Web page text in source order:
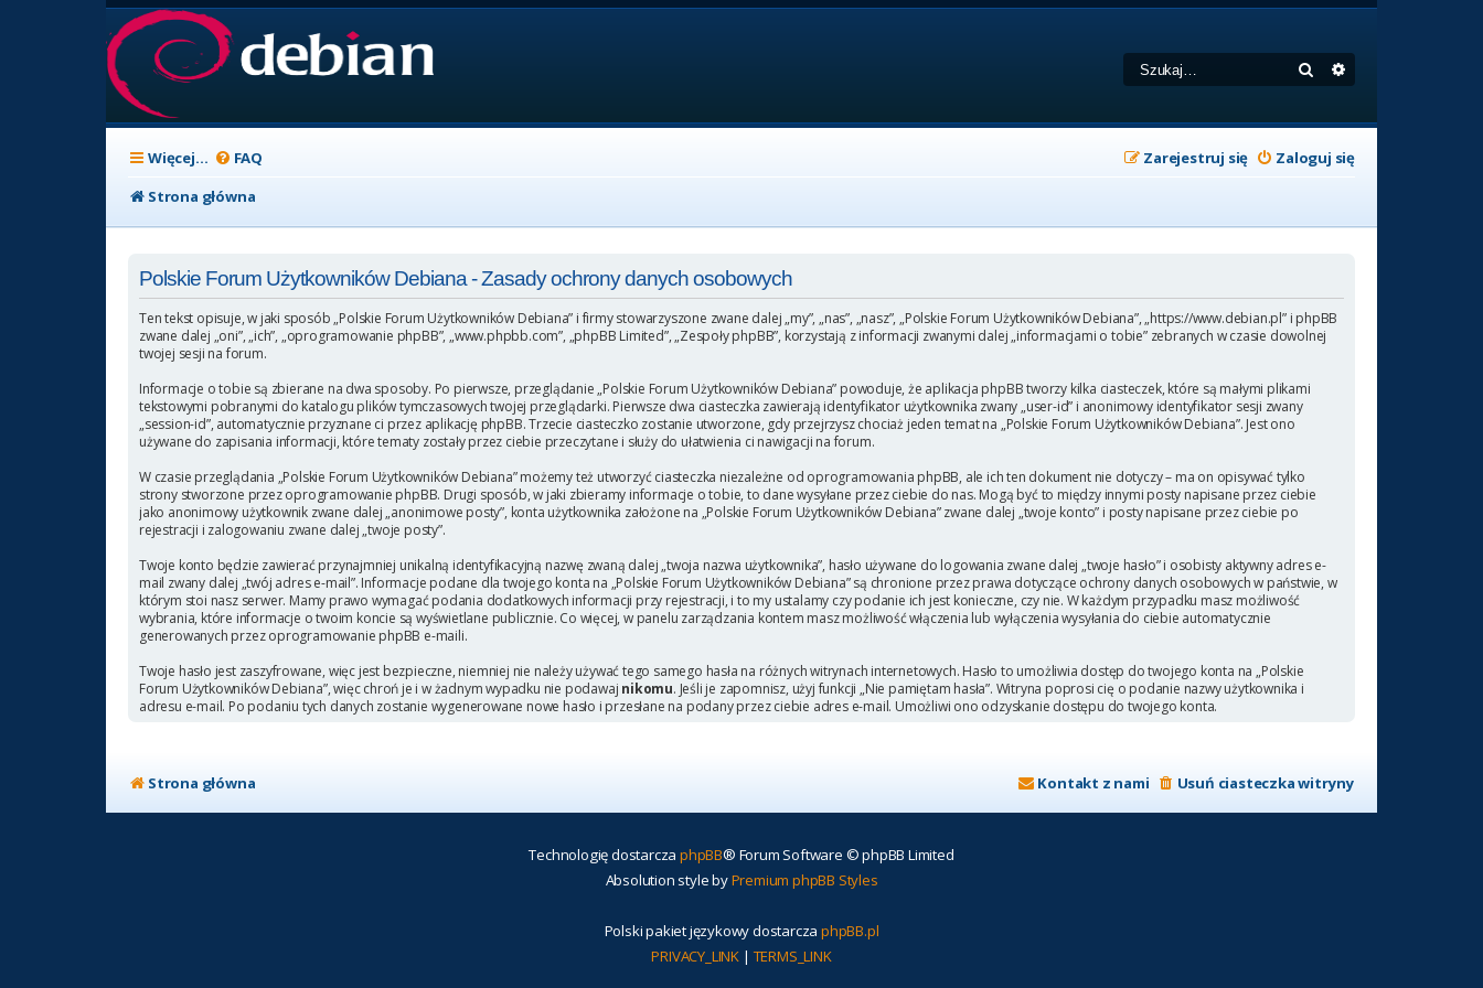
Szukaj
Więcej… FAQ Zaloguj się
Zarejestruj się
Strona główna
Polskie Forum Użytkowników Debiana - Zasady ochrony danych osobowych
Ten tekst opisuje, w jaki sposób „Polskie Forum Użytkowników Debiana” i firmy stowarzyszone zwane dalej „my”, „nas”, „nasz”, „Polskie Forum Użytkowników Debiana”, „https://www.debian.pl” i phpBB
zwane dalej „oni”, „ich”, „oprogramowanie phpBB”, „www.phpbb.com”, „phpBB Limited”, „Zespoły phpBB”, korzystają z informacji zwanymi dalej „informacjami o tobie” zebranych w czasie dowolnej
twojej sesji na forum.
Informacje o tobie są zbierane na dwa sposoby. Po pierwsze, przeglądanie „Polskie Forum Użytkowników Debiana” powoduje, że aplikacja phpBB tworzy kilka ciasteczek, które są małymi plikami
tekstowymi pobranymi do katalogu plików tymczasowych twojej przeglądarki. Pierwsze dwa ciasteczka zawierają identyfikator użytkownika zwany „user-id” i anonimowy identyfikator sesji zwany
„session-id”, automatycznie przyznane ci przez aplikację phpBB. Trzecie ciasteczko zostanie utworzone, gdy przejrzysz chociaż jeden temat na „Polskie Forum Użytkowników Debiana”. Jest ono
używane do zapisania informacji, które tematy zostały przez ciebie przeczytane i służy do ułatwienia ci nawigacji na forum.
W czasie przeglądania „Polskie Forum Użytkowników Debiana” możemy też utworzyć ciasteczka niezależne od oprogramowania phpBB, ale ich ten dokument nie dotyczy – ma on opisywać tylko
strony stworzone przez oprogramowanie phpBB. Drugi sposób, w jaki zbieramy informacje o tobie, to dane wysyłane przez ciebie do nas. Mogą być to między innymi posty napisane przez ciebie
jako anonimowy użytkownik zwane dalej „anonimowe posty”, konta użytkownika założone na „Polskie Forum Użytkowników Debiana” zwane dalej „twoje konto” i posty napisane przez ciebie po
rejestracji i zalogowaniu zwane dalej „twoje posty”.
Twoje konto będzie zawierać przynajmniej unikalną identyfikacyjną nazwę zwaną dalej „twoja nazwa użytkownika”, hasło używane do logowania zwane dalej „twoje hasło” i osobisty aktywny adres e-
mail zwany dalej „twój adres e-mail”. Informacje podane dla twojego konta na „Polskie Forum Użytkowników Debiana” są chronione przez prawa dotyczące ochrony danych osobowych w państwie, w
którym stoi nasz serwer. Mamy prawo wymagać podania dodatkowych informacji przy rejestracji, i to my ustalamy czy podanie ich jest konieczne, czy nie. W każdym przypadku masz możliwość
wybrania, które informacje o twoim koncie są wyświetlane publicznie. Co więcej, w panelu zarządzania kontem masz możliwość włączenia lub wyłączenia wysyłania do ciebie automatycznie
generowanych przez oprogramowanie phpBB e-maili.
Twoje hasło jest zaszyfrowane, więc jest bezpieczne, niemniej nie należy używać tego samego hasła na różnych witrynach internetowych. Hasło to umożliwia dostęp do twojego konta na „Polskie
Forum Użytkowników Debiana”, więc chroń je i w żadnym wypadku nie podawaj nikomu. Jeśli je zapomnisz, użyj funkcji „Nie pamiętam hasła”. Witryna poprosi cię o podanie nazwy użytkownika i
adresu e-mail. Po podaniu tych danych zostanie wygenerowane nowe hasło i przesłane na podany przez ciebie adres e-mail. Umożliwi ono odzyskanie dostępu do twojego konta.
Strona główna Usuń ciasteczka witryny
Kontakt z nami
Technologię dostarcza phpBB® Forum Software © phpBB Limited
Absolution style byPremium phpBB Styles
Polski pakiet językowy dostarcza phpBB.pl
PRIVACY_LINK | TERMS_LINK